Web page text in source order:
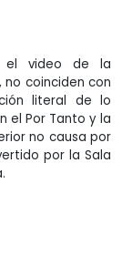
el video de la
coinciden con
literal de lo
el Por Tanto y la
no causa por
por la Sala